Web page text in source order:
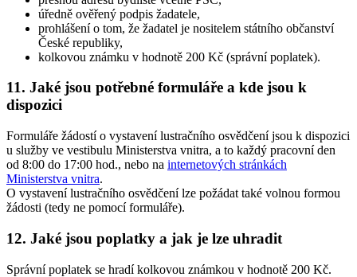
úředně ověřený podpis žadatele,
prohlášení o tom, že žadatel je nositelem státního občanství
České republiky,
kolkovou známku v hodnotě 200 Kč (správní poplatek).
11. Jaké jsou potřebné formuláře a kde jsou k
dispozici
Formuláře žádostí o vystavení lustračního osvědčení jsou k dispozici
u služby ve vestibulu Ministerstva vnitra, a to každý pracovní den
od 8:00 do 17:00 hod., nebo na internetových stránkách
Ministerstva vnitra.
O vystavení lustračního osvědčení lze požádat také volnou formou
žádosti (tedy ne pomocí formuláře).
12. Jaké jsou poplatky a jak je lze uhradit
Správní poplatek se hradí kolkovou známkou v hodnotě 200 Kč.